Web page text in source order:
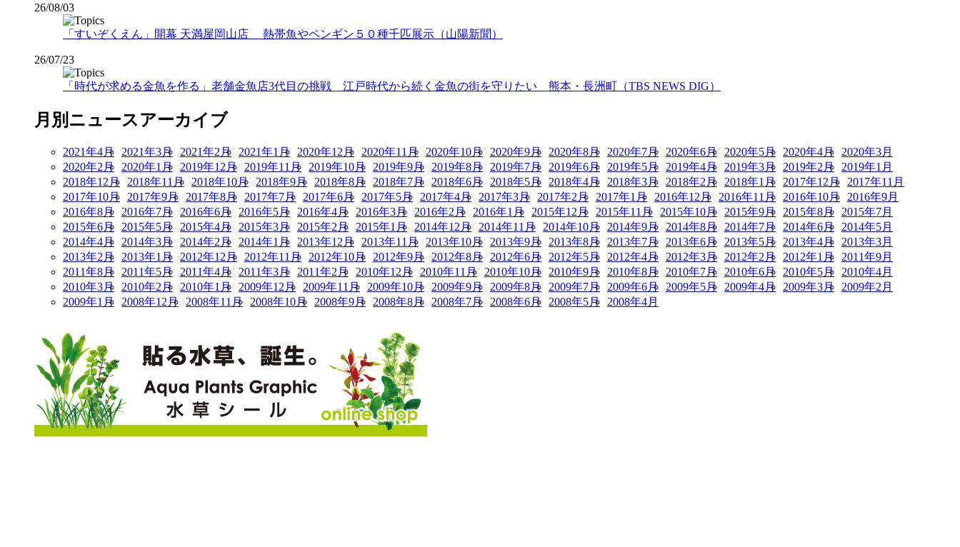
26/08/03
「すいぞくえん」開幕 天満屋岡山店 熱帯魚やペンギン５０種千匹展示（山陽新聞）
26/07/23
「時代が求める金魚を作る」老舗金魚店3代目の挑戦 江戸時代から続く金魚の街を守りたい 熊本・長洲町（TBS NEWS DIG）
月別ニュースアーカイブ
2021年4月 2021年3月 2021年2月 2021年1月 2020年12月 2020年11月 2020年10月 2020年9月 2020年8月 2020年7月 2020年6月 2020年5月 2020年4月 2020年3月
2020年2月 2020年1月 2019年12月 2019年11月 2019年10月 2019年9月 2019年8月 2019年7月 2019年6月 2019年5月 2019年4月 2019年3月 2019年2月 2019年1月
2018年12月 2018年11月 2018年10月 2018年9月 2018年8月 2018年7月 2018年6月 2018年5月 2018年4月 2018年3月 2018年2月 2018年1月 2017年12月 2017年11月
2017年10月 2017年9月 2017年8月 2017年7月 2017年6月 2017年5月 2017年4月 2017年3月 2017年2月 2017年1月 2016年12月 2016年11月 2016年10月 2016年9月
2016年8月 2016年7月 2016年6月 2016年5月 2016年4月 2016年3月 2016年2月 2016年1月 2015年12月 2015年11月 2015年10月 2015年9月 2015年8月 2015年7月
2015年6月 2015年5月 2015年4月 2015年3月 2015年2月 2015年1月 2014年12月 2014年11月 2014年10月 2014年9月 2014年8月 2014年7月 2014年6月 2014年5月
2014年4月 2014年3月 2014年2月 2014年1月 2013年12月 2013年11月 2013年10月 2013年9月 2013年8月 2013年7月 2013年6月 2013年5月 2013年4月 2013年3月
2013年2月 2013年1月 2012年12月 2012年11月 2012年10月 2012年9月 2012年8月 2012年6月 2012年5月 2012年4月 2012年3月 2012年2月 2012年1月 2011年9月
2011年8月 2011年5月 2011年4月 2011年3月 2011年2月 2010年12月 2010年11月 2010年10月 2010年9月 2010年8月 2010年7月 2010年6月 2010年5月 2010年4月
2010年3月 2010年2月 2010年1月 2009年12月 2009年11月 2009年10月 2009年9月 2009年8月 2009年7月 2009年6月 2009年5月 2009年4月 2009年3月 2009年2月
2009年1月 2008年12月 2008年11月 2008年10月 2008年9月 2008年8月 2008年7月 2008年6月 2008年5月 2008年4月